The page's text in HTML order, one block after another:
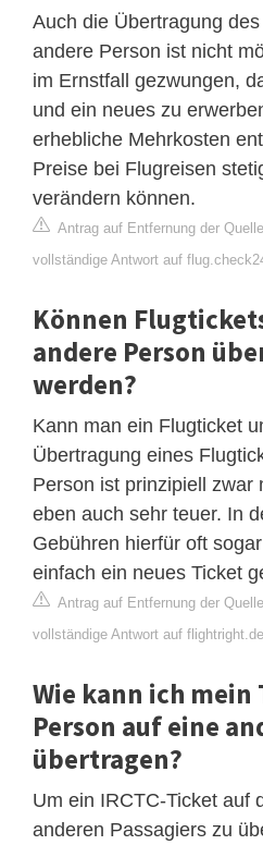
Auch die Übertragung
andere Person ist nicht
im Ernstfall gezwungen,
und ein neues zu
erhebliche Mehrkosten
Preise bei Flugreisen
verändern können.
Antrag auf Entfernung der Quelle
vollständige Antwort auf
Können
andere Person
werden?
Kann man ein Flugticket
Übertragung eines
Person ist prinzipiell zwar
eben auch sehr teuer. In
Gebühren hierfür oft
einfach ein neues Ticket
Antrag auf Entfernung der Quelle
vollständige Antwort auf
Wie kann ich
Person auf eine
übertragen?
Um ein IRCTC-Ticket auf
anderen Passagiers zu